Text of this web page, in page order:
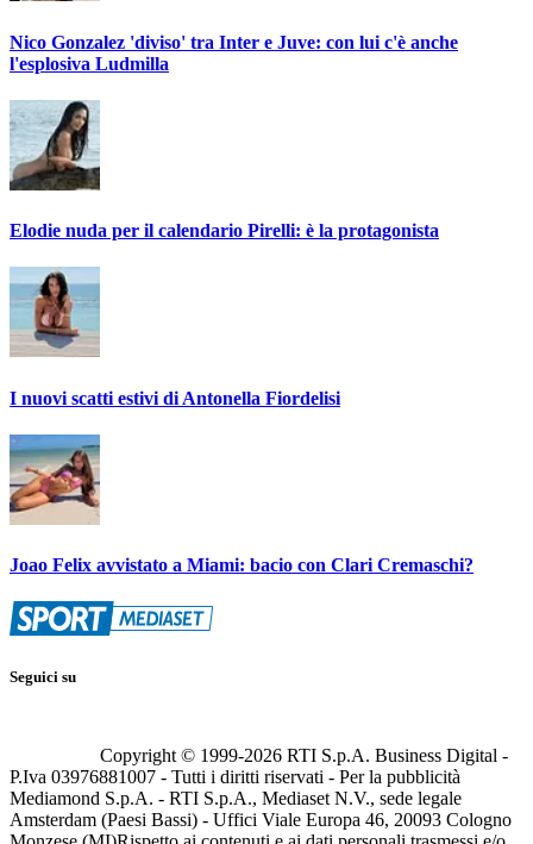
Nico Gonzalez 'diviso' tra Inter e Juve: con lui c'è anche
l'esplosiva Ludmilla
Elodie nuda per il calendario Pirelli: è la protagonista
I nuovi scatti estivi di Antonella Fiordelisi
Joao Felix avvistato a Miami: bacio con Clari Cremaschi?
Seguici su
Copyright © 1999-2026 RTI S.p.A. Business Digital -
P.Iva 03976881007 - Tutti i diritti riservati - Per la pubblicità
Mediamond S.p.A. - RTI S.p.A., Mediaset N.V., sede legale
Amsterdam (Paesi Bassi) - Uffici Viale Europa 46, 20093 Cologno